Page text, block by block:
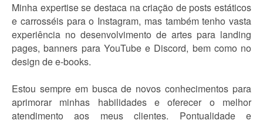
Minha expertise se destaca na criação de posts estáticos
e carrosséis para o Instagram, mas também tenho vasta
experiência no desenvolvimento de artes para landing
pages, banners para YouTube e Discord, bem como no
design de e-books.
Estou sempre em busca de novos conhecimentos para
aprimorar minhas habilidades e oferecer o melhor
atendimento aos meus clientes. Pontualidade e